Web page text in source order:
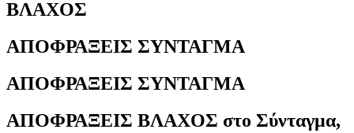
ΒΛΑΧΟΣ
ΑΠΟΦΡΑΞΕΙΣ ΣΥΝΤΑΓΜΑ
ΑΠΟΦΡΑΞΕΙΣ ΣΥΝΤΑΓΜΑ
ΑΠΟΦΡΑΞΕΙΣ ΒΛΑΧΟΣ στο Σύνταγμα,